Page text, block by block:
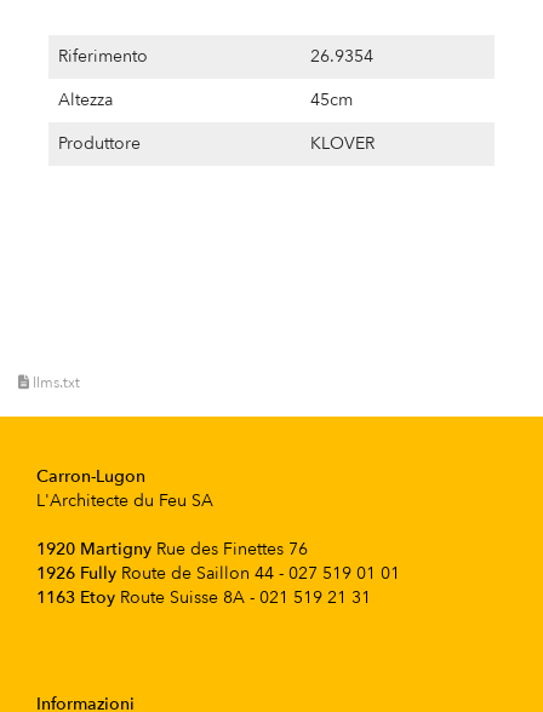
Riferimento
26.9354
Altezza
45cm
Produttore
KLOVER
llms.txt
Carron-Lugon
L'Architecte du Feu SA
1920 Martigny Rue des Finettes 76
1926 Fully Route de Saillon 44 - 027 519 01 01
1163 Etoy Route Suisse 8A - 021 519 21 31
Informazioni